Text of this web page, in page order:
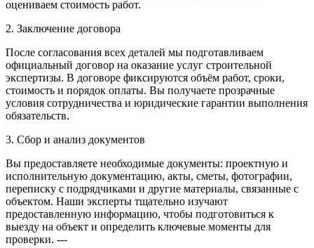
оцениваем стоимость работ.
2. Заключение договора
После согласования всех деталей мы подготавливаем
официальный договор на оказание услуг строительной
экспертизы. В договоре фиксируются объём работ, сроки,
стоимость и порядок оплаты. Вы получаете прозрачные
условия сотрудничества и юридические гарантии выполнения
обязательств.
3. Сбор и анализ документов
Вы предоставляете необходимые документы: проектную и
исполнительную документацию, акты, сметы, фотографии,
переписку с подрядчиками и другие материалы, связанные с
объектом. Наши эксперты тщательно изучают
предоставленную информацию, чтобы подготовиться к
выезду на объект и определить ключевые моменты для
проверки. ---